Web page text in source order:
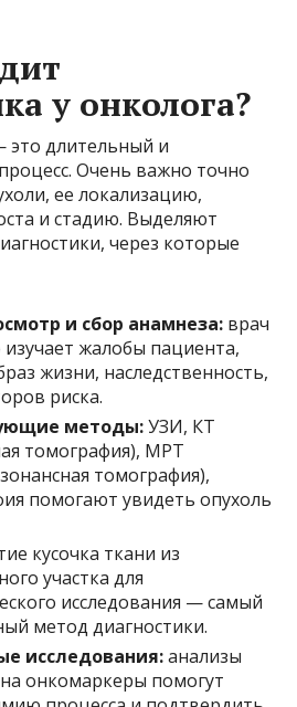
у онколога?
это длительный и
Очень важно точно
ее локализацию,
и стадию. Выделяют
через которые
и сбор анамнеза: врач
жалобы пациента,
жизни, наследственность,
риска.
методы:УЗИ, КТ
томография), МРТ
томография),
помогают увидеть опухоль
кусочка ткани из
участка для
исследования — самый
метод диагностики.
исследования:анализы
онкомаркеры помогут